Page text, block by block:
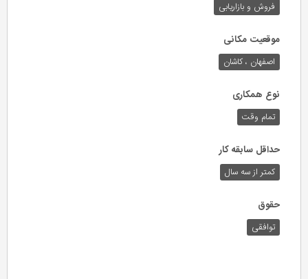
فروش و بازاریابی
موقعیت مکانی
اصفهان ، کاشان
نوع همکاری
تمام وقت
حداقل سابقه کار
کمتر از سه سال
حقوق
توافقی